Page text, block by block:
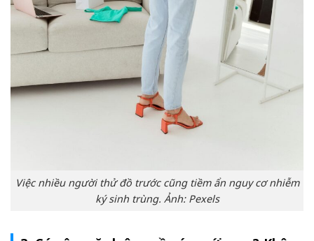
Việc nhiều người thử đồ trước cũng tiềm ẩn nguy cơ nhiễm
ký sinh trùng. Ảnh: Pexels